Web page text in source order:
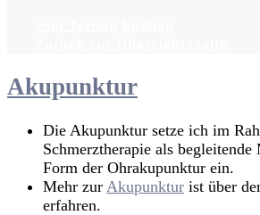
Akupunktur
Die Akupunktur setze ich im
Schmerztherapie als begleitende
Form der Ohrakupunktur ein.
Mehr zur Akupunktur ist über
erfahren.